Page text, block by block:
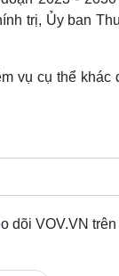
trị, Ủy ban
vụ cụ thể khác
dõi VOV.VN trên